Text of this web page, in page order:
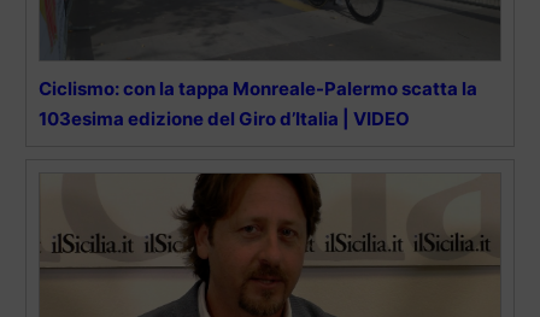
Ciclismo: con la tappa Monreale-Palermo scatta la
103esima edizione del Giro d’Italia | VIDEO